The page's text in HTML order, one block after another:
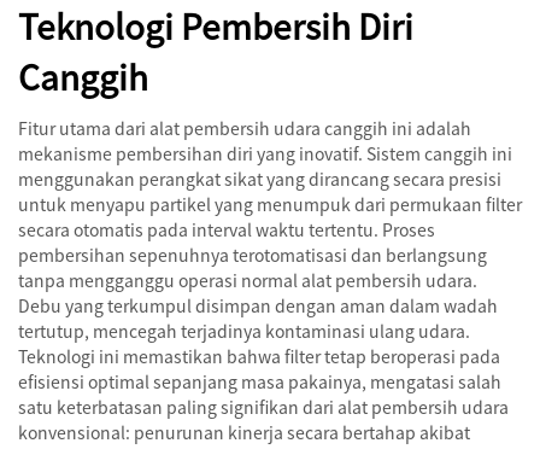
Teknologi Pembersih Diri
Canggih
Fitur utama dari alat pembersih udara canggih ini adalah
mekanisme pembersihan diri yang inovatif. Sistem canggih ini
menggunakan perangkat sikat yang dirancang secara presisi
untuk menyapu partikel yang menumpuk dari permukaan filter
secara otomatis pada interval waktu tertentu. Proses
pembersihan sepenuhnya terotomatisasi dan berlangsung
tanpa mengganggu operasi normal alat pembersih udara.
Debu yang terkumpul disimpan dengan aman dalam wadah
tertutup, mencegah terjadinya kontaminasi ulang udara.
Teknologi ini memastikan bahwa filter tetap beroperasi pada
efisiensi optimal sepanjang masa pakainya, mengatasi salah
satu keterbatasan paling signifikan dari alat pembersih udara
konvensional: penurunan kinerja secara bertahap akibat